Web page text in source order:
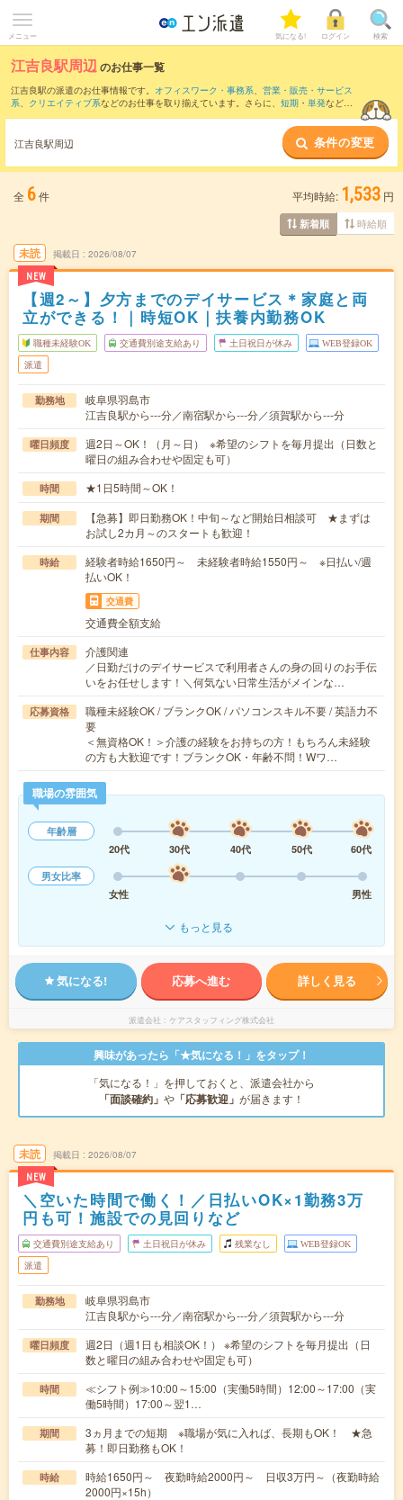
メニュー 気になる! ログイン 検索
江吉良駅周辺のお仕事一覧
江吉良駅の派遣のお仕事情報です。 オフィスワーク・事務系、 営業・販売・サービス
系、 クリエイティブ系などのお仕事を取り揃えています。さらに、 短期 ・ 単発などの
また、岐阜駅・
など近隣駅のお仕事
もご確認いただけます。
江吉良駅周辺 条件の変更
全 6件 平均時給: 1,533 円
新着順 時給順
未読
NEW
掲載日 2026/08/07
【週2～】夕方までのデイサービス＊家庭と両
立ができる！｜時短OK｜扶養内勤務OK
職種未経験OK 交通費別途支給あり 土日祝日が休み WEB登録OK
派遣
勤務地
岐阜県羽島市
江吉良駅から---分／南宿駅から---分／須賀駅から---分
曜日頻度
週2日～OK！（月～日） ※希望のシフトを毎月提出（日数と
曜日の組み合わせや固定も可）
時間 ★1日5時間～OK！
期間
【急募】即日勤務OK！中旬～など開始日相談可 ★まずは
お試し2カ月～のスタートも歓迎！
時給
経験者時給1650円～ 未経験者時給1550円～ ※日払い/週
払いOK！
交通費
交通費全額支給
仕事内容
介護関連
／日勤だけのデイサービスで利用者さんの身の回りのお手伝
いをお任せします！＼何気ない日常生活がメインな…
応募資格
職種未経験OK / ブランクOK / パソコンスキル不要 / 英語力不
要
＜無資格OK！＞介護の経験をお持ちの方！もちろん未経験
の方も大歓迎です！ブランクOK・年齢不問！Wワ…
職場の雰囲気
年齢層
20代
30代 40代 50代
60代
男女比率
女性
男性
もっと見る
気になる! 応募へ進む 詳しく見る
派遣会社 ケアスタッフィング株式会社
興味があったら「★気になる！」をタップ！
「気になる！」を押しておくと、派遣会社から
「面談確約」 や 「応募歓迎」 が届きます！
未読
NEW
掲載日 2026/08/07
＼空いた時間で働く！／日払いOK×1勤務3万
円も可！施設での見回りなど
交通費別途支給あり 土日祝日が休み 残業なし WEB登録OK
派遣
勤務地
岐阜県羽島市
江吉良駅から---分／南宿駅から---分／須賀駅から---分
曜日頻度
週2日（週1日も相談OK！） ※希望のシフトを毎月提出（日
数と曜日の組み合わせや固定も可）
時間
≪シフト例≫10:00～15:00（実働5時間）12:00～17:00（実
働5時間）17:00～翌1…
期間
3ヵ月までの短期 ※職場が気に入れば、長期もOK！ ★急
募！即日勤務もOK！
時給
時給1650円～ 夜勤時給2000円～ 日収3万円～（夜勤時給
2000円×15h）